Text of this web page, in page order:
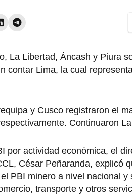
La Libertad, Áncash y Piura
contar Lima, la cual
y Cusco registraron el
Continuaron
por actividad económica, el
César Peñaranda, explicó
PBI minero a nivel nacional
transporte y otros